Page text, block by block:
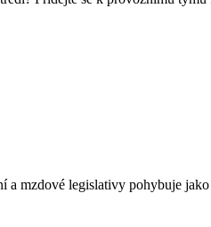
a mzdové legislativy pohybuje